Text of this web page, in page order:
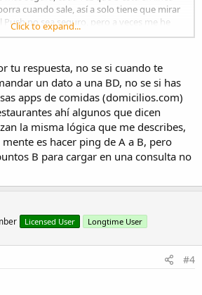
cuando sale, así a solo tiene que mirar
Push no sea seguro, pero a veces me he
sea el servidor de Google no lo ha
en marcha recibiras el Push.
Click to expand...
tu respuesta, no se si cuando te
un dato a una BD, no se si has
apps de comidas (domicilios.com)
ahí algunos que dicen
la misma lógica que me describes,
es hacer ping de A a B, pero
B para cargar en una consulta no
Licensed User Longtime User
#4